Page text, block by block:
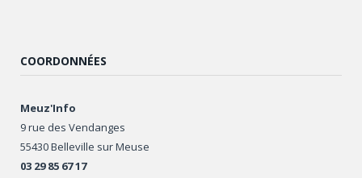
COORDONNÉES
Meuz'Info
9 rue des Vendanges
55430 Belleville sur Meuse
03 29 85 67 17